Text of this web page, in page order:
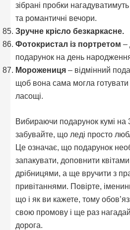
зібрані пробки
та романтичні вечори.
Зручне крісло безкаркасне.
Фотокристал із портретом –
подарунок на день
Морожениця – відмінний
щоб вона сама могла
ласощі.
Вибираючи подарунок кумі на
забувайте, що леді просто
Це означає, що подарунок
запакувати, доповнити
дрібницями, а ще вручити з
привітаннями. Повірте,
що і як ви кажете, тому
свою промову і ще раз
дорога.